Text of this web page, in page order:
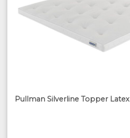
Pullman Silverline Topper Latex